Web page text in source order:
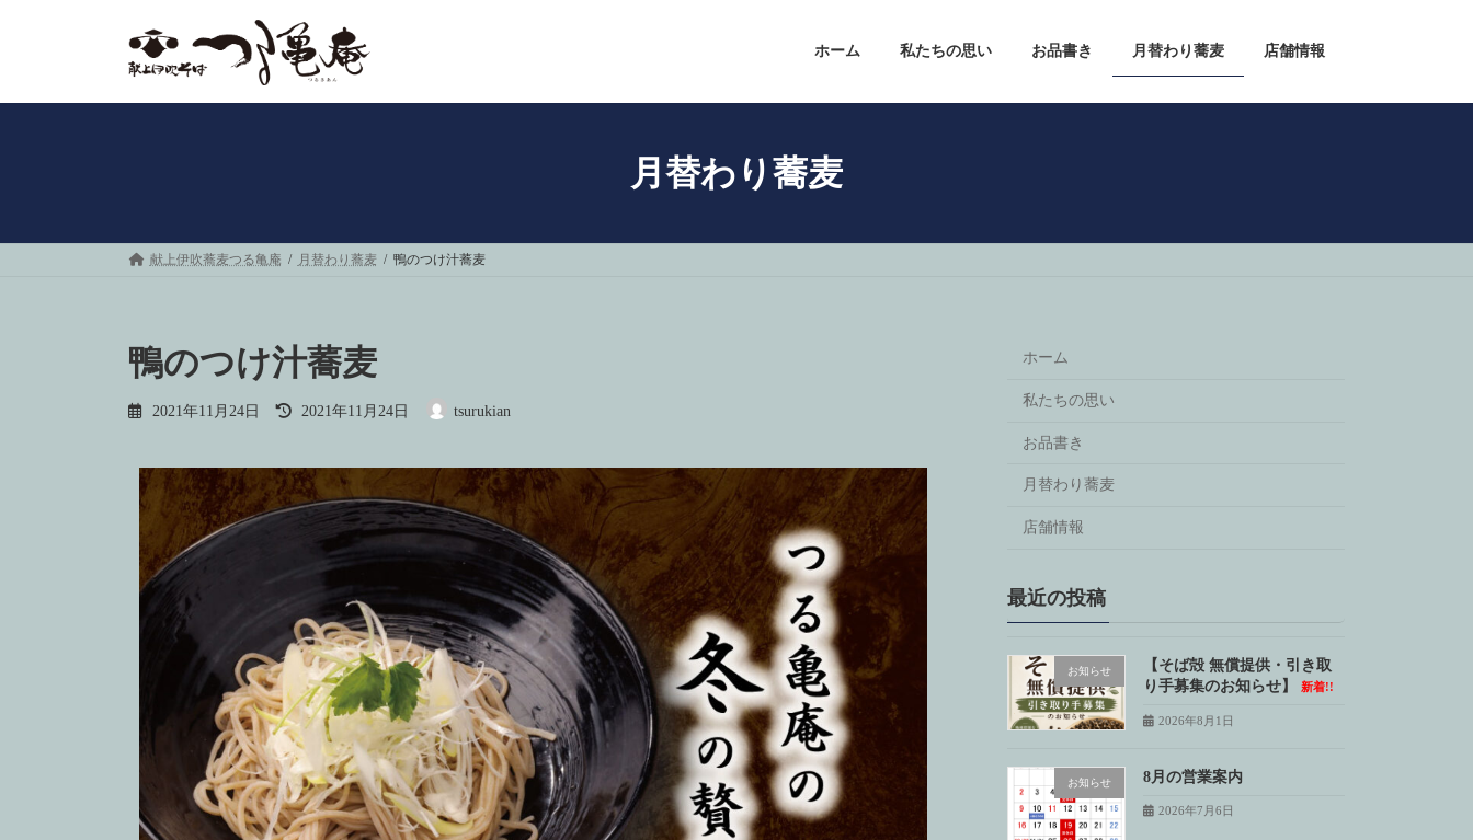
ホーム 私たちの思い お品書き 月替わり蕎麦 店舗情報
月替わり蕎麦
献上伊吹蕎麦つる亀庵 月替わり蕎麦 鴨のつけ汁蕎麦
鴨のつけ汁蕎麦
2021年11月24日 2021年11月24日 tsurukian
ホーム
私たちの思い
お品書き
月替わり蕎麦
店舗情報
最近の投稿
お知らせ
【そば殻 無償提供・引き取
り手募集のお知らせ】
新着!!
2026年8月1日
お知らせ 8月の営業案内
2026年7月6日